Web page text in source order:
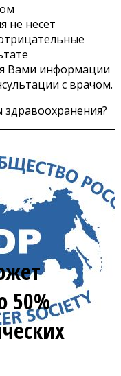
не несет
Вами информации
с врачом.
50%